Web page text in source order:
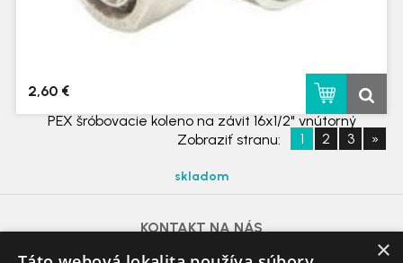
PEX šróbovacie koleno na závit 16x1/2" vnútorný
skladom
2,60 €
Zobraziť stranu: 1 2 3 »
KONTAKT NA NÁS
azdomazahrada@gmail.com
×